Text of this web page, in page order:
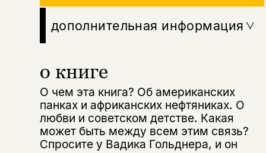
о книге
О чем эта книга? Об американских
панках и африканских нефтяниках. О
любви и советском детстве. Какая
может быть между всем этим связь?
Спросите у Вадика Гольднера, и он
дополнительная информация